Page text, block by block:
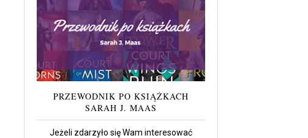
PRZEWODNIK PO KSIĄŻKACH
SARAH J. MAAS
Jeżeli zdarzyło się Wam interesować